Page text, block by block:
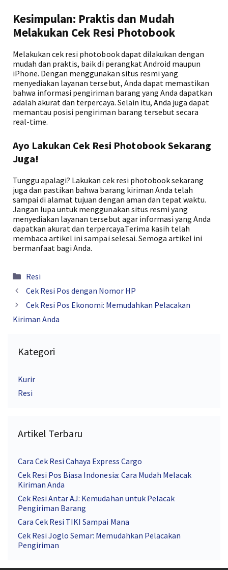
Kesimpulan: Praktis dan Mudah
Melakukan Cek Resi Photobook
Melakukan cek resi photobook dapat dilakukan dengan
mudah dan praktis, baik di perangkat Android maupun
iPhone. Dengan menggunakan situs resmi yang
menyediakan layanan tersebut, Anda dapat memastikan
bahwa informasi pengiriman barang yang Anda dapatkan
adalah akurat dan terpercaya. Selain itu, Anda juga dapat
memantau posisi pengiriman barang tersebut secara
real-time.
Ayo Lakukan Cek Resi Photobook Sekarang
Juga!
Tunggu apalagi? Lakukan cek resi photobook sekarang
juga dan pastikan bahwa barang kiriman Anda telah
sampai di alamat tujuan dengan aman dan tepat waktu.
Jangan lupa untuk menggunakan situs resmi yang
menyediakan layanan tersebut agar informasi yang Anda
dapatkan akurat dan terpercaya.Terima kasih telah
membaca artikel ini sampai selesai. Semoga artikel ini
bermanfaat bagi Anda.
Kategori
Resi
Cek Resi Pos dengan Nomor HP
Cek Resi Pos Ekonomi: Memudahkan Pelacakan
Kiriman Anda
Kategori
Kurir
Resi
Artikel Terbaru
Cara Cek Resi Cahaya Express Cargo
Cek Resi Pos Biasa Indonesia: Cara Mudah Melacak
Kiriman Anda
Cek Resi Antar AJ: Kemudahan untuk Pelacak
Pengiriman Barang
Cara Cek Resi TIKI Sampai Mana
Cek Resi Joglo Semar: Memudahkan Pelacakan
Pengiriman